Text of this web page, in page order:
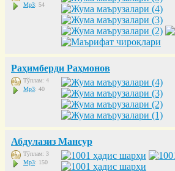
Mp3: 54
Раҳимберди Раҳмонов
Тўплам: 4
Mp3: 40
Абдулазиз Мансур
Тўплам: 3
Mp3: 150